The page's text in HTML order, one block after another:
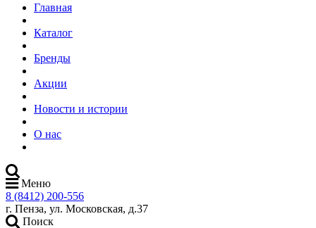
Главная
Каталог
Бренды
Акции
Новости и истории
О нас
Меню
8 (8412) 200-556
г. Пенза, ул. Московская, д.37
Поиск